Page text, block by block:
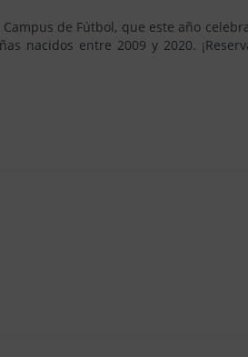
de Fútbol, que este año
nacidos entre 2009 y 2020.